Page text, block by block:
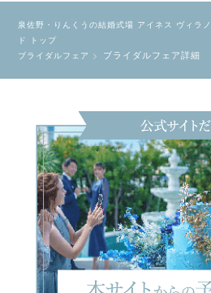
泉佐野・りんくうの結婚式場 アイネス ヴィラ
ド トップ
ブライダルフェア
ブライダルフェア詳細